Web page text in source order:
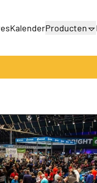
KalenderProducten
Productengids